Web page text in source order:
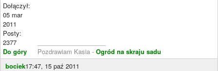
Dołączył:
05 mar
2011
Posty:
2377
Do góry
Pozdrawiam Kasia - Ogród na skraju sadu
bociek17:47, 15 paź 2011